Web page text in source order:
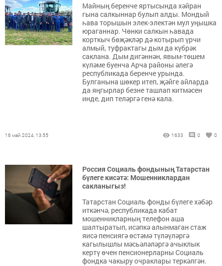
Майның беренче яртысында хәйран
гына салкыннар булып алды. Мондый
һава торышын элек-электән мул уңышка
юраганнар. Чөнки салкын һавада
корткыч бөҗәкләр дә котырып үрчи
алмый, туфрактагы дым да күбрәк
саклана. Дым дигәннән, явым-төшем
күләме буенча Арча районы әлегә
республикада беренче урында.
Булганына шөкер итеп, җәйге айларда
да яңгырлар безне ташлап китмәсен
инде, дип теләргә генә кала.
16 май 2024, 13:55 1633 0 0
Россия Социаль фондының Татарстан
бүлеге кисәтә: Мошенниклардан
сакланыгыз!
Татарстан Социаль фонды бүлеге хәбәр
иткәнчә, республикада кабат
мошенникларның телефон аша
шалтыратып, исәпкә алынмаган стаж
яисә пенсиягә өстәмә түләүләргә
кагылышлы мәсьәләләргә ачыклык
кертү өчен пенсионерларны Социаль
фондка чакыру очраклары теркәлгән.